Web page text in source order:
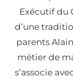
Exécutif du
d’une
parents
métier de
s’associe